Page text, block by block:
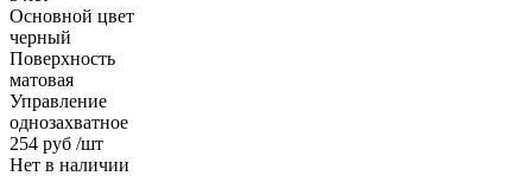
Основной цвет
черный
Поверхность
матовая
Управление
однозахватное
254 руб /шт
Нет в наличии